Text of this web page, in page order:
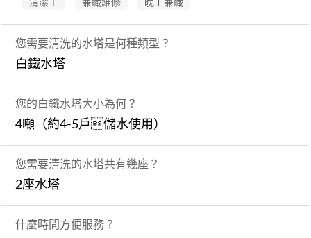
清潔工 兼職維修 晚上兼職
您需要清洗的水塔是何種類型？
白鐵水塔
您的白鐵水塔大小為何？
4噸（約4-5戶儲水使用）
您需要清洗的水塔共有幾座？
2座水塔
什麼時間方便服務？